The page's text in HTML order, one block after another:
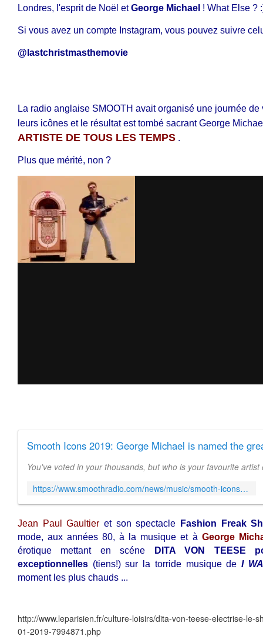
Londres, l'esprit de Noël etGeorge Michael ! What Else ?
Si vous avez un compte Instagram, vous pouvez suivre
@lastchristmasthemovie
La radio anglaise SMOOTH avait organisé une journée de
leurs icônes et le résultat est tombé sacrant George
ARTISTE DE TOUS LES TEMPS .
Plus que mérité, non ?
Smooth Icons 2019: George Michael is named the
You've voted in your thousands, but who is your favourite artist
https://www.smoothradio.com/news/music/smooth-icons-2019-listen-live/
Jean Paul Gaultier et son spectacle
Fashion Freak
mode, aux années 80, à la musique et à George
érotique mettant en scéne
DITA VON TEESE
exceptionnelles (tiens!) sur la torride musique deI
moment les plus chauds ...
http://www.leparisien.fr/culture-loisirs/dita-von-teese-electrise-le-
01-2019-7994871.php